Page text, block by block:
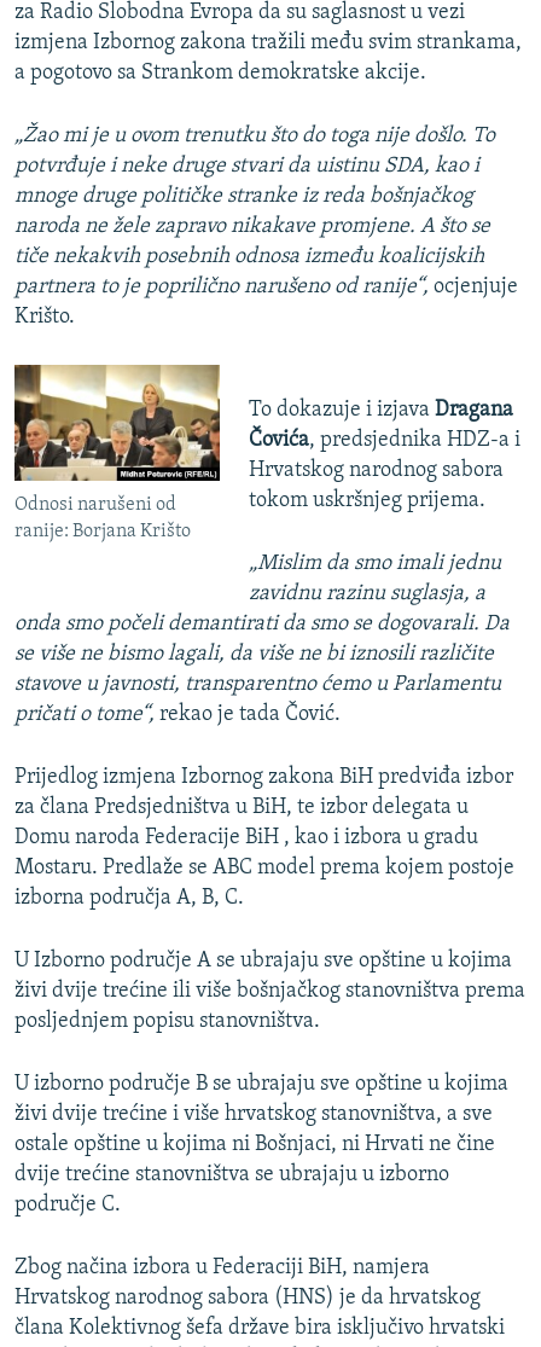
za Radio Slobodna Evropa da su saglasnost u vezi
izmjena Izbornog zakona tražili među svim strankama,
a pogotovo sa Strankom demokratske akcije.
„Žao mi je u ovom trenutku što do toga nije došlo. To
potvrđuje i neke druge stvari da uistinu SDA, kao i
mnoge druge političke stranke iz reda bošnjačkog
naroda ne žele zapravo nikakave promjene. A što se
tiče nekakvih posebnih odnosa između koalicijskih
partnera to je poprilično narušeno od ranije“, ocjenjuje
Krišto.
Odnosi narušeni od
ranije: Borjana Krišto
To dokazuje i izjava Dragana
Čovića, predsjednika HDZ-a i
Hrvatskog narodnog sabora
tokom uskršnjeg prijema.
„Mislim da smo imali jednu
zavidnu razinu suglasja, a
onda smo počeli demantirati da smo se dogovarali. Da
se više ne bismo lagali, da više ne bi iznosili različite
stavove u javnosti, transparentno ćemo u Parlamentu
pričati o tome“, rekao je tada Čović.
Prijedlog izmjena Izbornog zakona BiH predviđa izbor
za člana Predsjedništva u BiH, te izbor delegata u
Domu naroda Federacije BiH , kao i izbora u gradu
Mostaru. Predlaže se ABC model prema kojem postoje
izborna područja A, B, C.
U Izborno područje A se ubrajaju sve opštine u kojima
živi dvije trećine ili više bošnjačkog stanovništva prema
posljednjem popisu stanovništva.
U izborno područje B se ubrajaju sve opštine u kojima
živi dvije trećine i više hrvatskog stanovništva, a sve
ostale opštine u kojima ni Bošnjaci, ni Hrvati ne čine
dvije trećine stanovništva se ubrajaju u izborno
područje C.
Zbog načina izbora u Federaciji BiH, namjera
Hrvatskog narodnog sabora (HNS) je da hrvatskog
člana Kolektivnog šefa države bira isključivo hrvatski